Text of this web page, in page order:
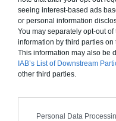
seeing interest-based ads
or personal information
You may separately opt-out
information by third parties on
This information may also be
IAB’s List of Downstream
other third parties.
Personal Data
maison ?
Quel budget pour les
c’est généralement